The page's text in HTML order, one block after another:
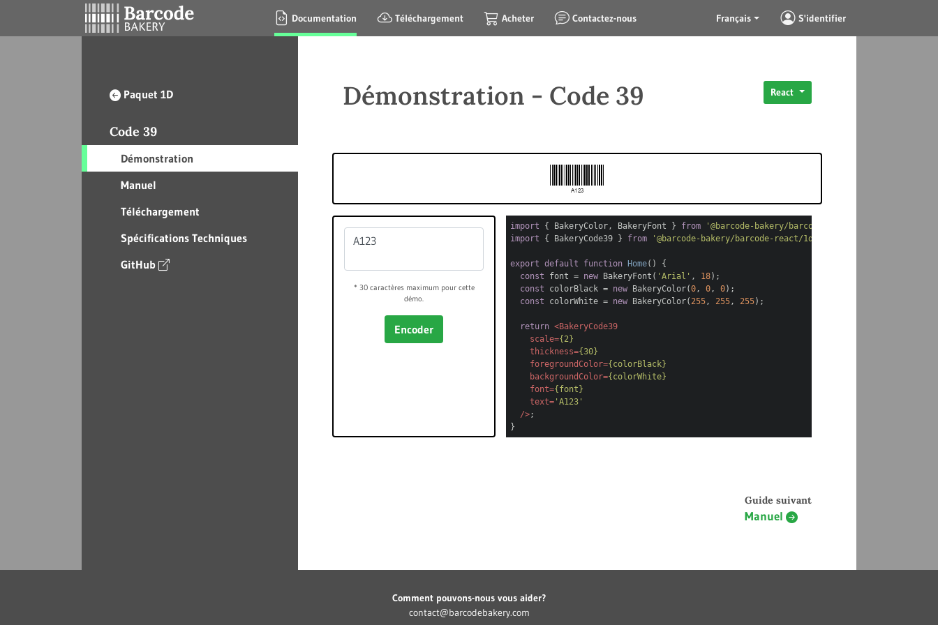
Documentation Téléchargement Acheter Contactez-nous Français S'identifier
Paquet 1D
Code 39
Démonstration
Manuel
Téléchargement
Spécifications Techniques
GitHub
Démonstration - Code 39 React
* 30 caractères maximum pour cette
démo.
Encoder
import { BakeryColor, BakeryFont } from '@barcode-bakery/barcode-react'
import { BakeryCode39 } from '@barcode-bakery/barcode-react/1d'
export default function Home( ) {
const font = new BakeryFont( 'Arial' , 18);
const colorBlack = new BakeryColor(0,0,0);
const colorWhite = new BakeryColor( 255, 255, 255);
return <BakeryCode39
scale={2}
thickness={30}
foregroundColor={colorBlack}
backgroundColor={colorWhite}
font={font}
text= 'A123'
/>;
}
Guide suivant
Manuel
Comment pouvons-nous vous aider?
contact@barcodebakery.com